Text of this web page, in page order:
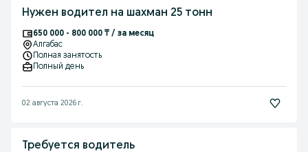
Нужен водител на шахман 25 тонн
650 000 - 800 000 ₸ / за месяц
Алгабас
Полная занятость
Полный день
02 августа 2026 г.
Требуется водитель